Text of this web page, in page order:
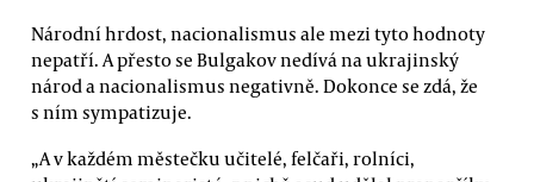
Národní hrdost, nacionalismus ale mezi tyto hodnoty
nepatří. A přesto se Bulgakov nedívá na ukrajinský
národ a nacionalismus negativně. Dokonce se zdá, že
s ním sympatizuje.
„A v každém městečku učitelé, felčaři, rolníci,